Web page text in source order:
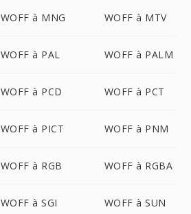
WOFF à MNG WOFF à MTV
WOFF à PAL WOFF à PALM
WOFF à PCD WOFF à PCT
WOFF à PICT WOFF à PNM
WOFF à RGB WOFF à RGBA
WOFF à SGI WOFF à SUN